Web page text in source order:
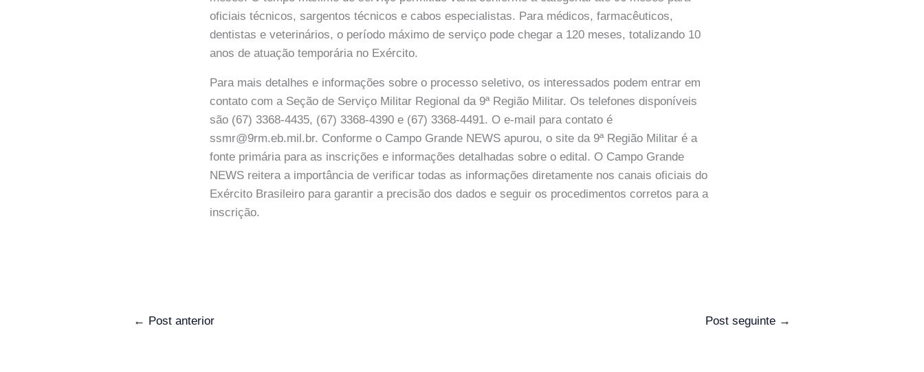
oficiais técnicos, sargentos técnicos e cabos especialistas. Para médicos, farmacêuticos,
dentistas e veterinários, o período máximo de serviço pode chegar a 120 meses, totalizando 10
anos de atuação temporária no Exército.
Para mais detalhes e informações sobre o processo seletivo, os interessados podem entrar em
contato com a Seção de Serviço Militar Regional da 9ª Região Militar. Os telefones disponíveis
são (67) 3368-4435, (67) 3368-4390 e (67) 3368-4491. O e-mail para contato é
ssmr@9rm.eb.mil.br. Conforme o Campo Grande NEWS apurou, o site da 9ª Região Militar é a
fonte primária para as inscrições e informações detalhadas sobre o edital. O Campo Grande
NEWS reitera a importância de verificar todas as informações diretamente nos canais oficiais do
Exército Brasileiro para garantir a precisão dos dados e seguir os procedimentos corretos para a
inscrição.
← Post anterior Post seguinte →